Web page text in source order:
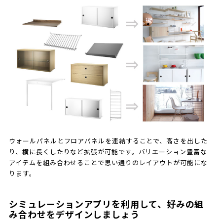
ウォールパネルとフロアパネルを連結することで、高さを出した
り、横に長くしたりなど拡張が可能です。バリエーション豊富な
アイテムを組み合わせることで思い通りのレイアウトが可能にな
ります。
シミュレーションアプリを利用して、好みの組
み合わせをデザインしましょう